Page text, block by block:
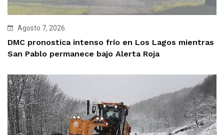
Agosto 7, 2026
DMC pronostica intenso frío en Los Lagos mientras
San Pablo permanece bajo Alerta Roja